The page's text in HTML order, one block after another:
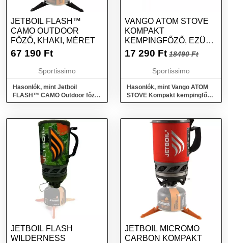
JETBOIL FLASH™
CAMO OUTDOOR
FŐZŐ, KHAKI, MÉRET
67 190 Ft
Sportissimo
Hasonlók, mint Jetboil
FLASH™ CAMO Outdoor főző,
khaki, méret
VANGO ATOM STOVE
KOMPAKT
KEMPINGFŐZŐ, EZÜST,
MÉRET
17 290 Ft 18490 Ft
Sportissimo
Hasonlók, mint Vango ATOM
STOVE Kompakt kempingfőző,
ezüst, méret
JETBOIL FLASH
WILDERNESS
JETBOIL MICROMO
CARBON KOMPAKT